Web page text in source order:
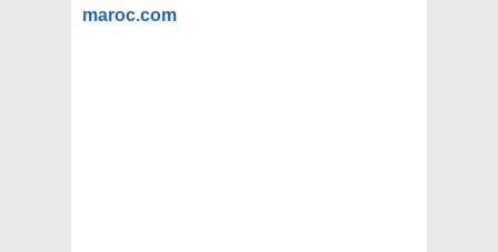
maroc.com